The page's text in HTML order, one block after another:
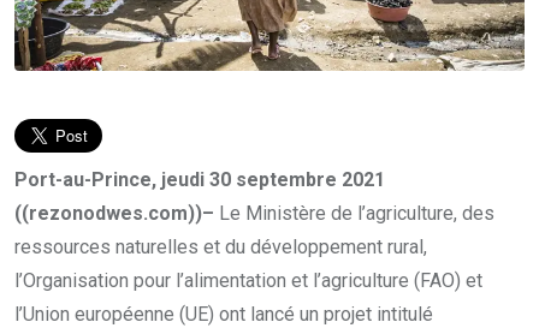
Port-au-Prince, jeudi 30 septembre 2021
((rezonodwes.com))– Le Ministère de l’agriculture, des
ressources naturelles et du développement rural,
l’Organisation pour l’alimentation et l’agriculture (FAO) et
l’Union européenne (UE) ont lancé un projet intitulé